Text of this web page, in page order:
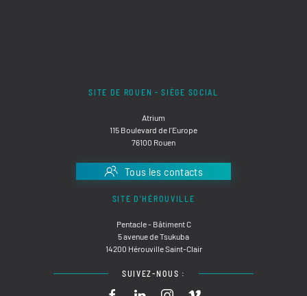
SITE DE ROUEN - SIÈGE SOCIAL
Atrium
115 Boulevard de l'Europe
76100 Rouen
Tous les contacts
SITE D'HÉROUVILLE
Pentacle - Bâtiment C
5 avenue de Tsukuba
14200 Hérouville Saint-Clair
SUIVEZ-NOUS :